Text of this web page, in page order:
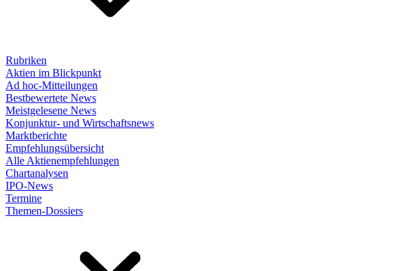
Rubriken
Aktien im Blickpunkt
Ad hoc-Mitteilungen
Bestbewertete News
Meistgelesene News
Konjunktur- und Wirtschaftsnews
Marktberichte
Empfehlungsübersicht
Alle Aktienempfehlungen
Chartanalysen
IPO-News
Termine
Themen-Dossiers